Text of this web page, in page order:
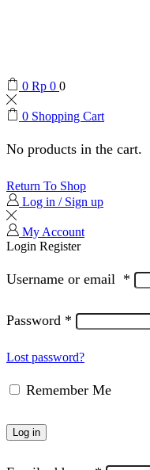
0 Rp 0 0
0 Shopping Cart
No products in the cart.
Return To Shop
Log in / Sign up
My Account
Login Register
Username or email *
Password *
Lost password?
Remember Me
Log in